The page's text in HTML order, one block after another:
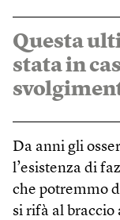
Questa
stata in
Da anni gli
l’esistenza di
che potremmo
si rifà al